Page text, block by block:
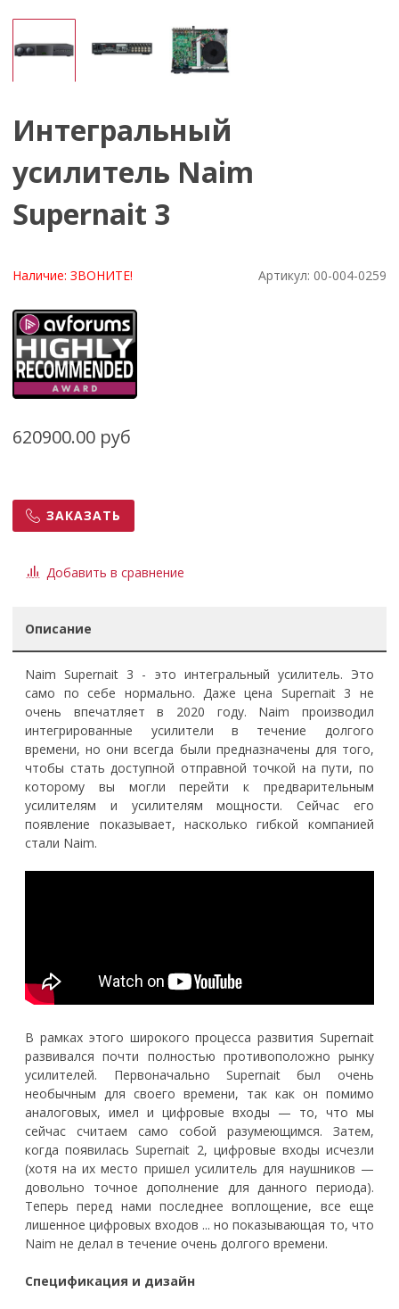
Интегральный
усилитель Naim
Supernait 3
Наличие:ЗВОНИТЕ! Артикул: 00-004-0259
620900.00 руб
ЗАКАЗАТЬ
Добавить в сравнение
Описание
Naim Supernait 3 - это интегральный усилитель. Это
само по себе нормально. Даже цена Supernait 3 не
очень впечатляет в 2020 году. Naim производил
интегрированные усилители в течение долгого
времени, но они всегда были предназначены для того,
чтобы стать доступной отправной точкой на пути, по
которому вы могли перейти к предварительным
усилителям и усилителям мощности. Сейчас его
появление показывает, насколько гибкой компанией
стали Naim.
В рамках этого широкого процесса развития Supernait
развивался почти полностью противоположно рынку
усилителей. Первоначально Supernait был очень
необычным для своего времени, так как он помимо
аналоговых, имел и цифровые входы — то, что мы
сейчас считаем само собой разумеющимся. Затем,
когда появилась Supernait 2, цифровые входы исчезли
(хотя на их место пришел усилитель для наушников —
довольно точное дополнение для данного периода).
Теперь перед нами последнее воплощение, все еще
лишенное цифровых входов ... но показывающая то, что
Naim не делал в течение очень долгого времени.
Спецификация и дизайн